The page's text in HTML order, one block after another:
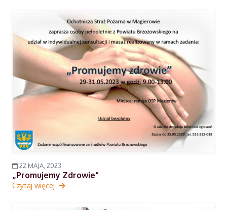
22 MAJA, 2023
„Promujemy Zdrowie”
Czytaj więcej